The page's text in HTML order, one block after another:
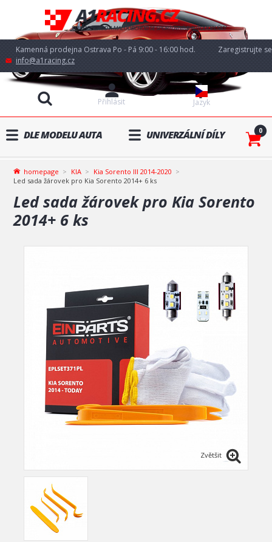
Kamenná prodejna Ostrava Po - Pá 9:00 - 16:00 hod.
info@a1racing.cz
Jazyk
Přihlásit
Zaregistrujte se
DLE MODELU AUTA UNIVERZÁLNÍ DÍLY 0
homepage KIA
Kia Sorento III 2014-2020
Led sada žárovek pro Kia Sorento 2014+ 6 ks
Led sada žárovek pro Kia Sorento
2014+ 6 ks
Zvětšit